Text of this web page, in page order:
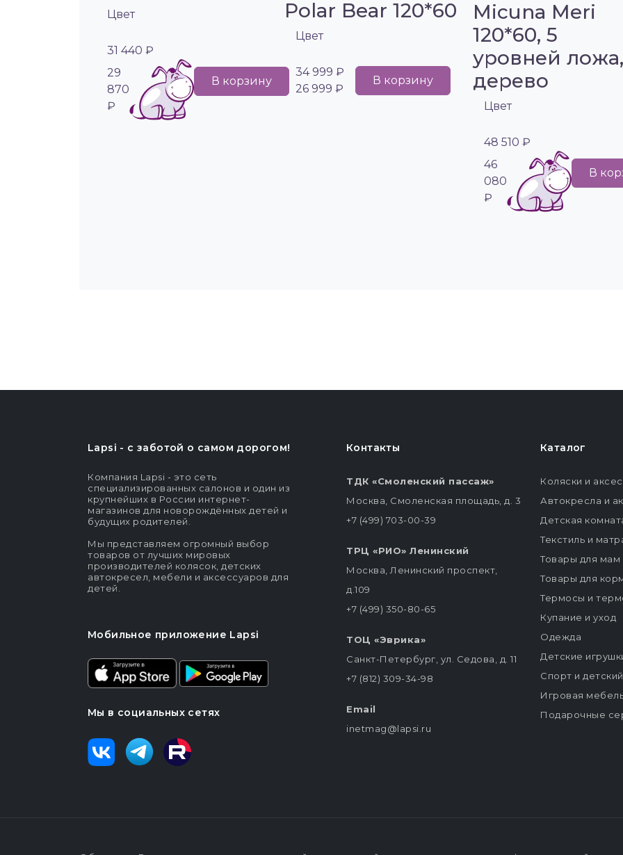
Цвет
31 440 ₽
29
870
₽
В корзину
Polar Bear 120*60
Цвет
34 999 ₽
26 999 ₽
В корзину
Micuna Meri
120*60, 5
уровней ложа,
дерево
Цвет
48 510 ₽
46
080
₽
В
Lapsi - c заботой о самом дорогом!
Компания Lapsi - это сеть
специализированных салонов и один из
крупнейших в России интернет-
магазинов для новорождённых детей и
будущих родителей.
Мы представляем огромный выбор
товаров от лучших мировых
производителей колясок, детских
автокресел, мебели и аксессуаров для
детей.
Мобильное приложение Lapsi
Мы в социальных сетях
Контакты
ТДК «Смоленский пассаж»
Москва, Смоленская площадь, д. 3
+7 (499) 703-00-39
ТРЦ «РИО» Ленинский
Москва, Ленинский проспект,
д.109
+7 (499) 350-80-65
ТОЦ «Эврика»
Санкт-Петербург, ул. Седова, д. 11
+7 (812) 309-34-98
Email
inetmag@lapsi.ru
Каталог
Коляски и
Автокресла и
Детская
Текстиль и
Товары для мам
Товары для
Термосы и
Купание и уход
Одежда
Детские
Спорт и
Игровая
Подарочные